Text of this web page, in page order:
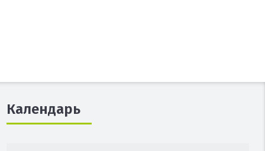
Календарь